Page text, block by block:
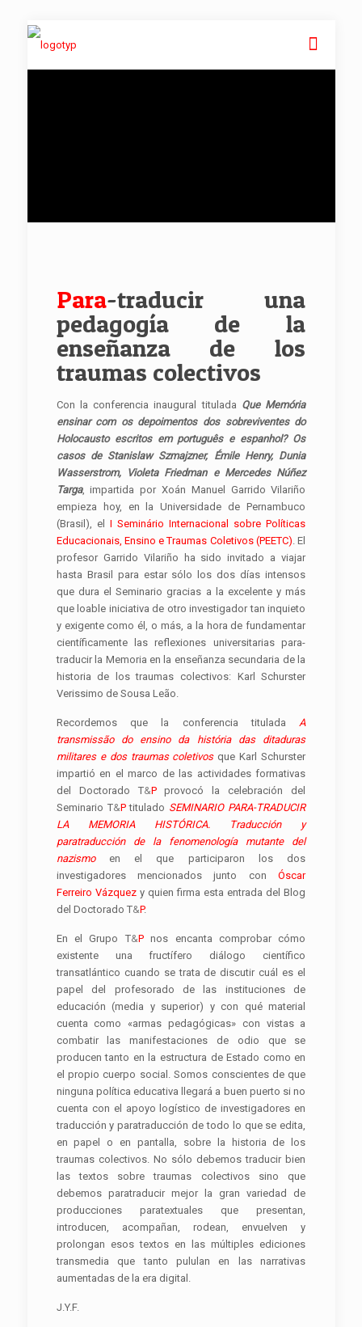
Para-traducir una
pedagogía de la
enseñanza de los
traumas colectivos
Con la conferencia inaugural titulada Que Memória
ensinar com os depoimentos dos sobreviventes do
Holocausto escritos em português e espanhol? Os
casos de Stanislaw Szmajzner, Émile Henry, Dunia
Wasserstrom, Violeta Friedman e Mercedes Núñez
Targa, impartida por Xoán Manuel Garrido Vilariño
empieza hoy, en la Universidade de Pernambuco
(Brasil), el I Seminário Internacional sobre Políticas
Educacionais, Ensino e Traumas Coletivos (PEETC). El
profesor Garrido Vilariño ha sido invitado a viajar
hasta Brasil para estar sólo los dos días intensos
que dura el Seminario gracias a la excelente y más
que loable iniciativa de otro investigador tan inquieto
y exigente como él, o más, a la hora de fundamentar
científicamente las reflexiones universitarias para-
traducir la Memoria en la enseñanza secundaria de la
historia de los traumas colectivos: Karl Schurster
Verissimo de Sousa Leão.
Recordemos que la conferencia tituladaA
transmissão do ensino da história das ditaduras
militares e dos traumas coletivosque Karl Schurster
impartió en el marco de las actividades formativas
del Doctorado T&Pprovocó la celebración del
Seminario T&Ptitulado SEMINARIO PARA-TRADUCIR
LA MEMORIA HISTÓRICA. Traducción y
paratraducción de la fenomenología mutante del
nazismoen el que participaron los dos
investigadores mencionados junto conÓscar
Ferreiro Vázquezy quien firma esta entrada del Blog
del Doctorado T&P.
En el Grupo T&Pnos encanta comprobar cómo
existente una fructífero diálogo científico
transatlántico cuando se trata de discutir cuál es el
papel del profesorado de las instituciones de
educación (media y superior) y con qué material
cuenta como «armas pedagógicas» con vistas a
combatir las manifestaciones de odio que se
producen tanto en la estructura de Estado como en
el propio cuerpo social. Somos conscientes de que
ninguna política educativa llegará a buen puerto si no
cuenta con el apoyo logístico de investigadores en
traducción y paratraducción de todo lo que se edita,
en papel o en pantalla, sobre la historia de los
traumas colectivos. No sólo debemos traducir bien
las textos sobre traumas colectivos sino que
debemos paratraducir mejor la gran variedad de
producciones paratextuales que presentan,
introducen, acompañan, rodean, envuelven y
prolongan esos textos en las múltiples ediciones
transmedia que tanto pululan en las narrativas
aumentadas de la era digital.
J.Y.F.